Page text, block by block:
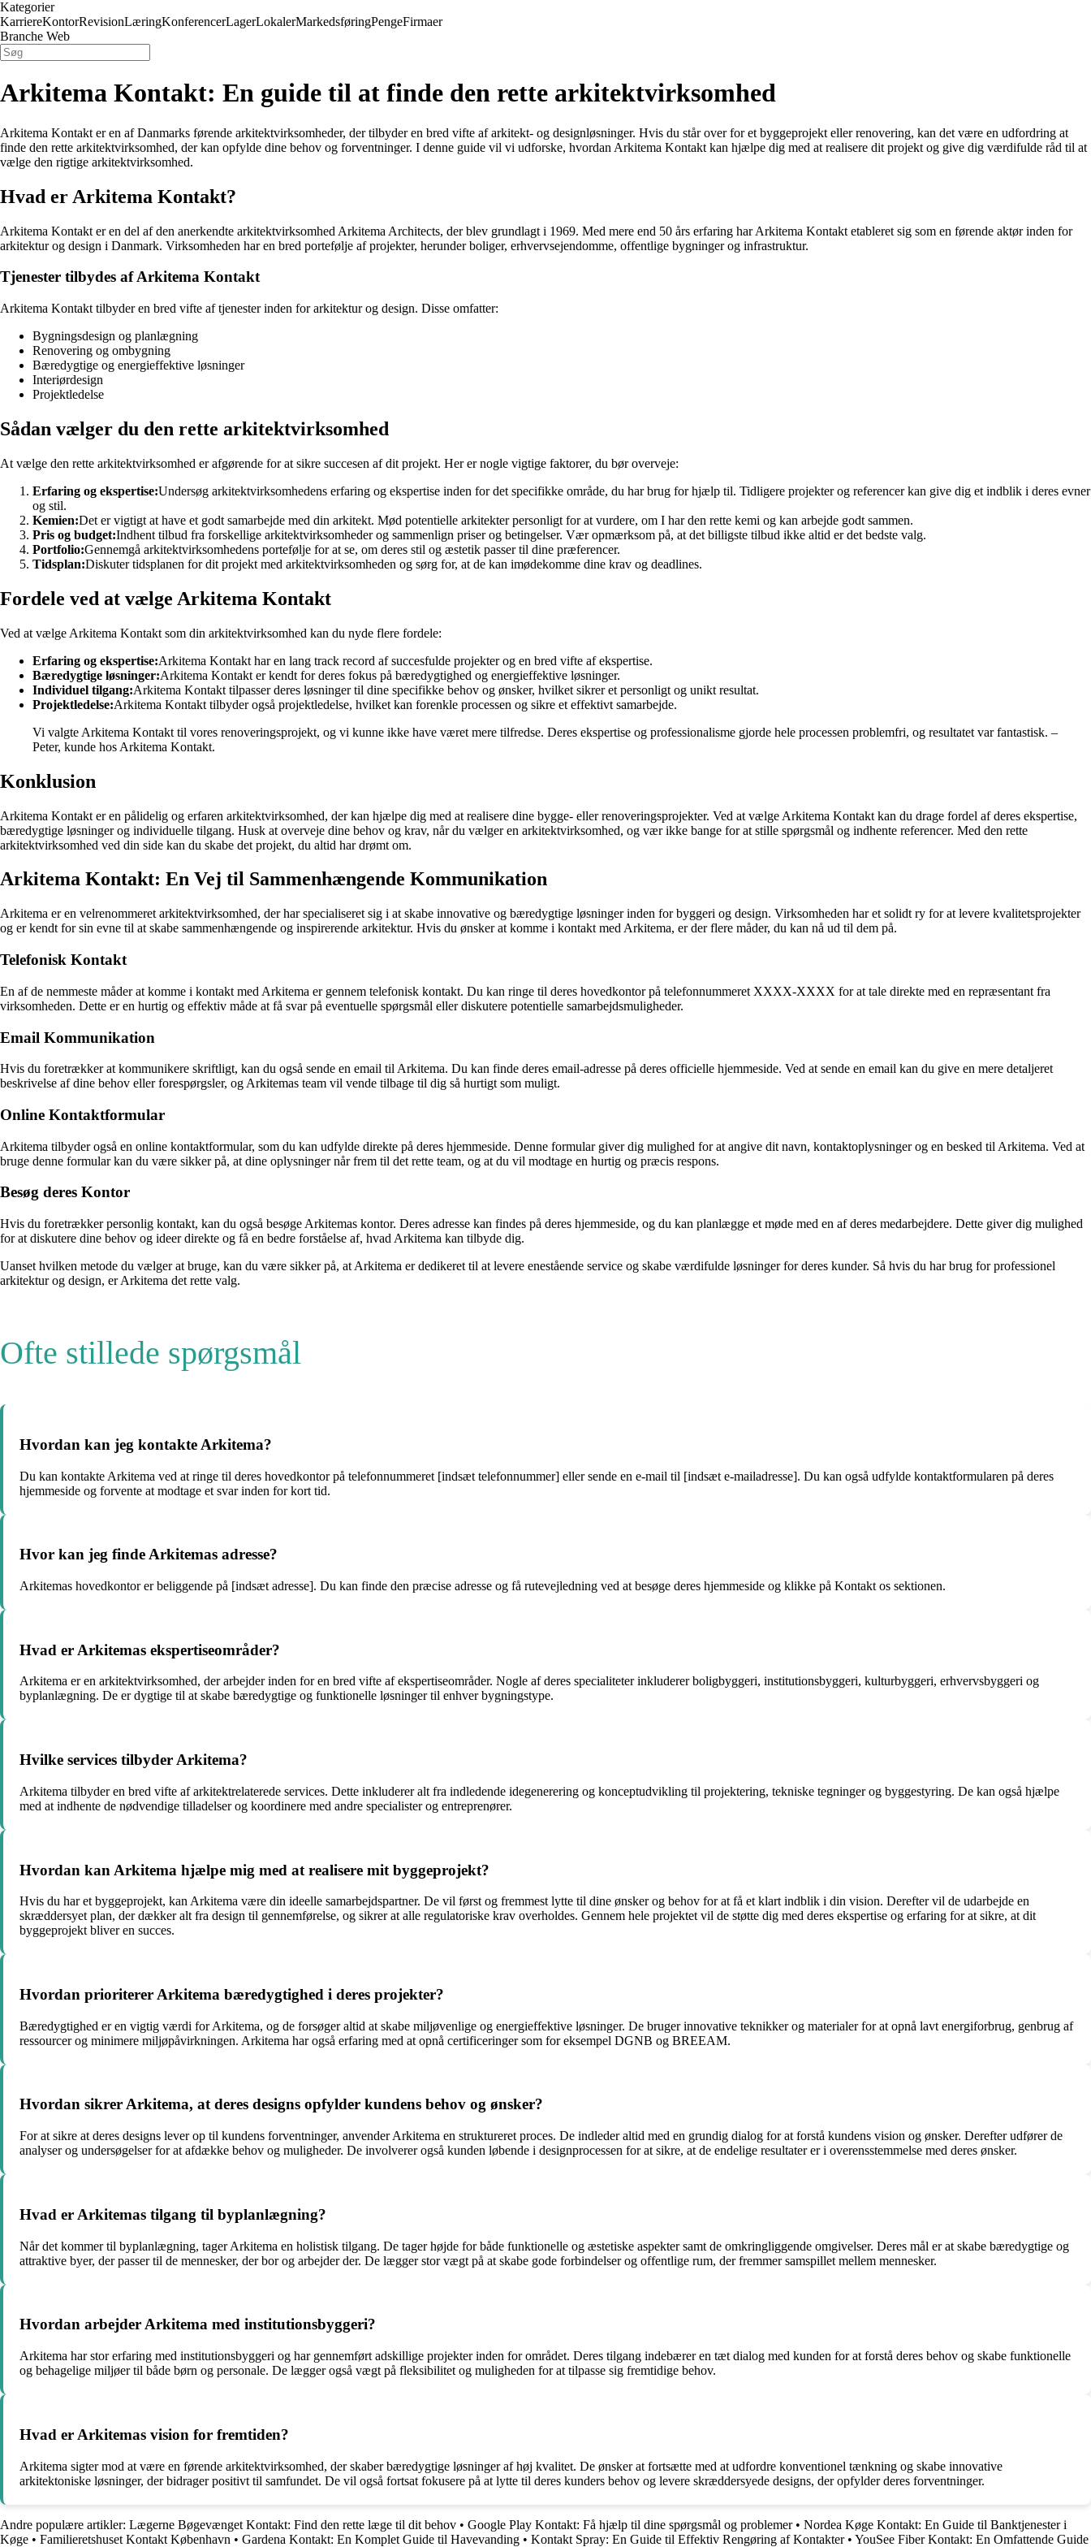
Kategorier
KarriereKontorRevisionLæringKonferencerLagerLokalerMarkedsføringPengeFirmaer
Branche Web
Arkitema Kontakt: En guide til at finde den rette arkitektvirksomhed
Arkitema Kontakt er en af Danmarks førende arkitektvirksomheder, der tilbyder en bred vifte af arkitekt- og designløsninger. Hvis du står over for et byggeprojekt eller renovering, kan det være en udfordring at
finde den rette arkitektvirksomhed, der kan opfylde dine behov og forventninger. I denne guide vil vi udforske, hvordan Arkitema Kontakt kan hjælpe dig med at realisere dit projekt og give dig værdifulde råd til at
vælge den rigtige arkitektvirksomhed.
Hvad er Arkitema Kontakt?
Arkitema Kontakt er en del af den anerkendte arkitektvirksomhed Arkitema Architects, der blev grundlagt i 1969. Med mere end 50 års erfaring har Arkitema Kontakt etableret sig som en førende aktør inden for
arkitektur og design i Danmark. Virksomheden har en bred portefølje af projekter, herunder boliger, erhvervsejendomme, offentlige bygninger og infrastruktur.
Tjenester tilbydes af Arkitema Kontakt
Arkitema Kontakt tilbyder en bred vifte af tjenester inden for arkitektur og design. Disse omfatter:
Bygningsdesign og planlægning
Renovering og ombygning
Bæredygtige og energieffektive løsninger
Interiørdesign
Projektledelse
Sådan vælger du den rette arkitektvirksomhed
At vælge den rette arkitektvirksomhed er afgørende for at sikre succesen af dit projekt. Her er nogle vigtige faktorer, du bør overveje:
Erfaring og ekspertise:Undersøg arkitektvirksomhedens erfaring og ekspertise inden for det specifikke område, du har brug for hjælp til. Tidligere projekter og referencer kan give dig et indblik i deres evner
og stil.
Kemien:Det er vigtigt at have et godt samarbejde med din arkitekt. Mød potentielle arkitekter personligt for at vurdere, om I har den rette kemi og kan arbejde godt sammen.
Pris og budget:Indhent tilbud fra forskellige arkitektvirksomheder og sammenlign priser og betingelser. Vær opmærksom på, at det billigste tilbud ikke altid er det bedste valg.
Portfolio:Gennemgå arkitektvirksomhedens portefølje for at se, om deres stil og æstetik passer til dine præferencer.
Tidsplan:Diskuter tidsplanen for dit projekt med arkitektvirksomheden og sørg for, at de kan imødekomme dine krav og deadlines.
Fordele ved at vælge Arkitema Kontakt
Ved at vælge Arkitema Kontakt som din arkitektvirksomhed kan du nyde flere fordele:
Erfaring og ekspertise:Arkitema Kontakt har en lang track record af succesfulde projekter og en bred vifte af ekspertise.
Bæredygtige løsninger:Arkitema Kontakt er kendt for deres fokus på bæredygtighed og energieffektive løsninger.
Individuel tilgang:Arkitema Kontakt tilpasser deres løsninger til dine specifikke behov og ønsker, hvilket sikrer et personligt og unikt resultat.
Projektledelse:Arkitema Kontakt tilbyder også projektledelse, hvilket kan forenkle processen og sikre et effektivt samarbejde.
Vi valgte Arkitema Kontakt til vores renoveringsprojekt, og vi kunne ikke have været mere tilfredse. Deres ekspertise og professionalisme gjorde hele processen problemfri, og resultatet var fantastisk. –
Peter, kunde hos Arkitema Kontakt.
Konklusion
Arkitema Kontakt er en pålidelig og erfaren arkitektvirksomhed, der kan hjælpe dig med at realisere dine bygge- eller renoveringsprojekter. Ved at vælge Arkitema Kontakt kan du drage fordel af deres ekspertise,
bæredygtige løsninger og individuelle tilgang. Husk at overveje dine behov og krav, når du vælger en arkitektvirksomhed, og vær ikke bange for at stille spørgsmål og indhente referencer. Med den rette
arkitektvirksomhed ved din side kan du skabe det projekt, du altid har drømt om.
Arkitema Kontakt: En Vej til Sammenhængende Kommunikation
Arkitema er en velrenommeret arkitektvirksomhed, der har specialiseret sig i at skabe innovative og bæredygtige løsninger inden for byggeri og design. Virksomheden har et solidt ry for at levere kvalitetsprojekter
og er kendt for sin evne til at skabe sammenhængende og inspirerende arkitektur. Hvis du ønsker at komme i kontakt med Arkitema, er der flere måder, du kan nå ud til dem på.
Telefonisk Kontakt
En af de nemmeste måder at komme i kontakt med Arkitema er gennem telefonisk kontakt. Du kan ringe til deres hovedkontor på telefonnummeret XXXX-XXXX for at tale direkte med en repræsentant fra
virksomheden. Dette er en hurtig og effektiv måde at få svar på eventuelle spørgsmål eller diskutere potentielle samarbejdsmuligheder.
Email Kommunikation
Hvis du foretrækker at kommunikere skriftligt, kan du også sende en email til Arkitema. Du kan finde deres email-adresse på deres officielle hjemmeside. Ved at sende en email kan du give en mere detaljeret
beskrivelse af dine behov eller forespørgsler, og Arkitemas team vil vende tilbage til dig så hurtigt som muligt.
Online Kontaktformular
Arkitema tilbyder også en online kontaktformular, som du kan udfylde direkte på deres hjemmeside. Denne formular giver dig mulighed for at angive dit navn, kontaktoplysninger og en besked til Arkitema. Ved at
bruge denne formular kan du være sikker på, at dine oplysninger når frem til det rette team, og at du vil modtage en hurtig og præcis respons.
Besøg deres Kontor
Hvis du foretrækker personlig kontakt, kan du også besøge Arkitemas kontor. Deres adresse kan findes på deres hjemmeside, og du kan planlægge et møde med en af deres medarbejdere. Dette giver dig mulighed
for at diskutere dine behov og ideer direkte og få en bedre forståelse af, hvad Arkitema kan tilbyde dig.
Uanset hvilken metode du vælger at bruge, kan du være sikker på, at Arkitema er dedikeret til at levere enestående service og skabe værdifulde løsninger for deres kunder. Så hvis du har brug for professionel
arkitektur og design, er Arkitema det rette valg.
Ofte stillede spørgsmål
Hvordan kan jeg kontakte Arkitema?
Du kan kontakte Arkitema ved at ringe til deres hovedkontor på telefonnummeret [indsæt telefonnummer] eller sende en e-mail til [indsæt e-mailadresse]. Du kan også udfylde kontaktformularen på deres
hjemmeside og forvente at modtage et svar inden for kort tid.
Hvor kan jeg finde Arkitemas adresse?
Arkitemas hovedkontor er beliggende på [indsæt adresse]. Du kan finde den præcise adresse og få rutevejledning ved at besøge deres hjemmeside og klikke på Kontakt os sektionen.
Hvad er Arkitemas ekspertiseområder?
Arkitema er en arkitektvirksomhed, der arbejder inden for en bred vifte af ekspertiseområder. Nogle af deres specialiteter inkluderer boligbyggeri, institutionsbyggeri, kulturbyggeri, erhvervsbyggeri og
byplanlægning. De er dygtige til at skabe bæredygtige og funktionelle løsninger til enhver bygningstype.
Hvilke services tilbyder Arkitema?
Arkitema tilbyder en bred vifte af arkitektrelaterede services. Dette inkluderer alt fra indledende idegenerering og konceptudvikling til projektering, tekniske tegninger og byggestyring. De kan også hjælpe
med at indhente de nødvendige tilladelser og koordinere med andre specialister og entreprenører.
Hvordan kan Arkitema hjælpe mig med at realisere mit byggeprojekt?
Hvis du har et byggeprojekt, kan Arkitema være din ideelle samarbejdspartner. De vil først og fremmest lytte til dine ønsker og behov for at få et klart indblik i din vision. Derefter vil de udarbejde en
skræddersyet plan, der dækker alt fra design til gennemførelse, og sikrer at alle regulatoriske krav overholdes. Gennem hele projektet vil de støtte dig med deres ekspertise og erfaring for at sikre, at dit
byggeprojekt bliver en succes.
Hvordan prioriterer Arkitema bæredygtighed i deres projekter?
Bæredygtighed er en vigtig værdi for Arkitema, og de forsøger altid at skabe miljøvenlige og energieffektive løsninger. De bruger innovative teknikker og materialer for at opnå lavt energiforbrug, genbrug af
ressourcer og minimere miljøpåvirkningen. Arkitema har også erfaring med at opnå certificeringer som for eksempel DGNB og BREEAM.
Hvordan sikrer Arkitema, at deres designs opfylder kundens behov og ønsker?
For at sikre at deres designs lever op til kundens forventninger, anvender Arkitema en struktureret proces. De indleder altid med en grundig dialog for at forstå kundens vision og ønsker. Derefter udfører de
analyser og undersøgelser for at afdække behov og muligheder. De involverer også kunden løbende i designprocessen for at sikre, at de endelige resultater er i overensstemmelse med deres ønsker.
Hvad er Arkitemas tilgang til byplanlægning?
Når det kommer til byplanlægning, tager Arkitema en holistisk tilgang. De tager højde for både funktionelle og æstetiske aspekter samt de omkringliggende omgivelser. Deres mål er at skabe bæredygtige og
attraktive byer, der passer til de mennesker, der bor og arbejder der. De lægger stor vægt på at skabe gode forbindelser og offentlige rum, der fremmer samspillet mellem mennesker.
Hvordan arbejder Arkitema med institutionsbyggeri?
Arkitema har stor erfaring med institutionsbyggeri og har gennemført adskillige projekter inden for området. Deres tilgang indebærer en tæt dialog med kunden for at forstå deres behov og skabe funktionelle
og behagelige miljøer til både børn og personale. De lægger også vægt på fleksibilitet og muligheden for at tilpasse sig fremtidige behov.
Hvad er Arkitemas vision for fremtiden?
Arkitema sigter mod at være en førende arkitektvirksomhed, der skaber bæredygtige løsninger af høj kvalitet. De ønsker at fortsætte med at udfordre konventionel tænkning og skabe innovative
arkitektoniske løsninger, der bidrager positivt til samfundet. De vil også fortsat fokusere på at lytte til deres kunders behov og levere skræddersyede designs, der opfylder deres forventninger.
Andre populære artikler: Lægerne Bøgevænget Kontakt: Find den rette læge til dit behov • Google Play Kontakt: Få hjælp til dine spørgsmål og problemer• Nordea Køge Kontakt: En Guide til Banktjenester i
Køge • Familieretshuset Kontakt København • Gardena Kontakt: En Komplet Guide til Havevanding • Kontakt Spray: En Guide til Effektiv Rengøring af Kontakter• YouSee Fiber Kontakt: En Omfattende Guide